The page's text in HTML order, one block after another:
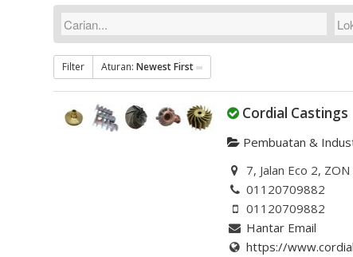
Filter Aturan: Newest First
Cordial Castings
Pembuatan &
7, Jalan Eco 2,
01120709882
01120709882
Hantar Email
https://